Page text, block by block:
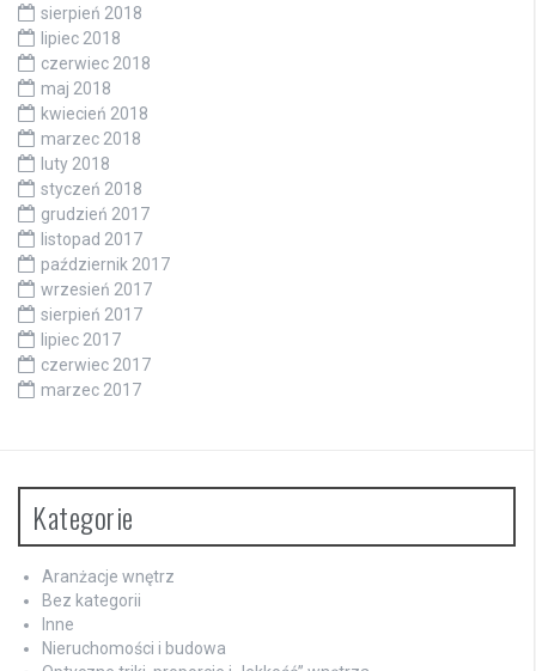
sierpień 2018
lipiec 2018
czerwiec 2018
maj 2018
kwiecień 2018
marzec 2018
luty 2018
styczeń 2018
grudzień 2017
listopad 2017
październik 2017
wrzesień 2017
sierpień 2017
lipiec 2017
czerwiec 2017
marzec 2017
Kategorie
Aranżacje wnętrz
Bez kategorii
Inne
Nieruchomości i budowa